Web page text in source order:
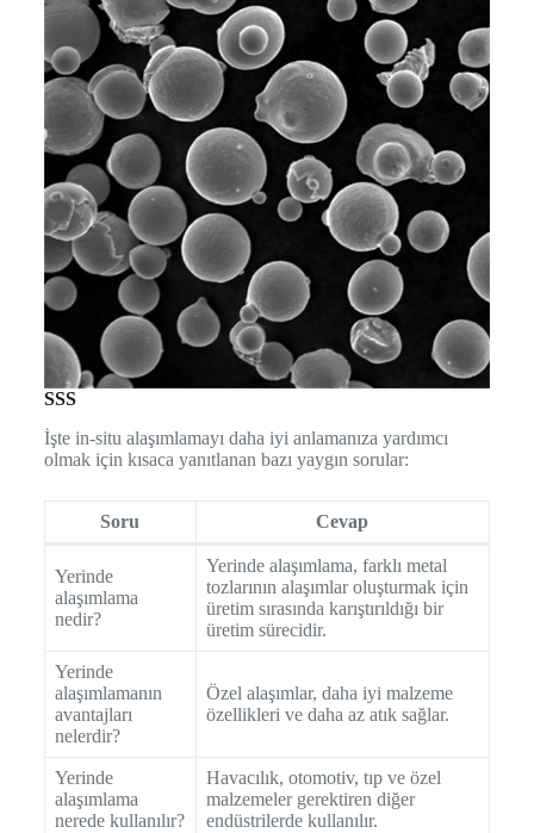
SSS
İşte in-situ alaşımlamayı daha iyi anlamanıza yardımcı
olmak için kısaca yanıtlanan bazı yaygın sorular:
Soru Cevap
Yerinde
alaşımlama
nedir?
Yerinde alaşımlama, farklı metal
tozlarının alaşımlar oluşturmak için
üretim sırasında karıştırıldığı bir
üretim sürecidir.
Yerinde
alaşımlamanın
avantajları
nelerdir?
Özel alaşımlar, daha iyi malzeme
özellikleri ve daha az atık sağlar.
Yerinde
alaşımlama
nerede kullanılır?
Havacılık, otomotiv, tıp ve özel
malzemeler gerektiren diğer
endüstrilerde kullanılır.